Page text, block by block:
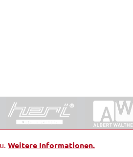
Weitere Informationen.
Kontakt Datenschutz